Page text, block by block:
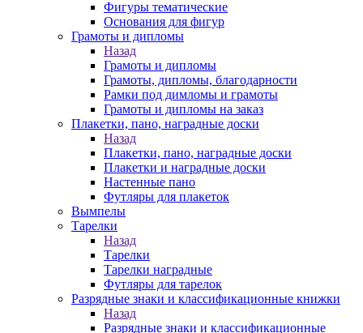
Фигуры тематические
Основания для фигур
Грамоты и дипломы
Назад
Грамоты и дипломы
Грамоты, дипломы, благодарности
Рамки под димломы и грамоты
Грамоты и дипломы на заказ
Плакетки, пано, наградные доски
Назад
Плакетки, пано, наградные доски
Плакетки и наградные доски
Настенные пано
Футляры для плакеток
Вымпелы
Тарелки
Назад
Тарелки
Тарелки наградные
Футляры для тарелок
Разрядные знаки и классификационные книжки
Назад
Разрядные знаки и классификационные